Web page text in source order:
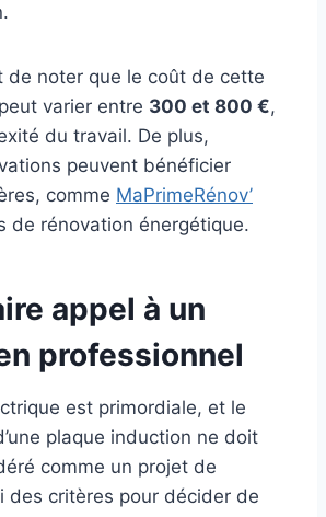
de noter que le coût de cette
varier entre 300 et 800 €,
du travail. De plus,
peuvent bénéficier
comme MaPrimeRénov’
de rénovation énergétique.
appel à un
professionnel
est primordiale, et le
plaque induction ne doit
comme un projet de
des critères pour décider de